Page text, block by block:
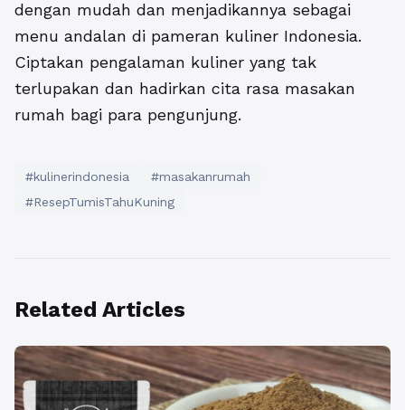
dengan mudah dan menjadikannya sebagai
menu andalan di pameran kuliner Indonesia.
Ciptakan pengalaman kuliner yang tak
terlupakan dan hadirkan cita rasa masakan
rumah bagi para pengunjung.
#kulinerindonesia
#masakanrumah
#ResepTumisTahuKuning
Related Articles